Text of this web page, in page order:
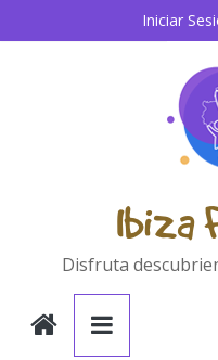
al
Iniciar
Ibiza
Disfruta